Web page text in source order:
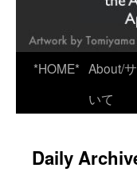
*HOME* About/
いて
Daily